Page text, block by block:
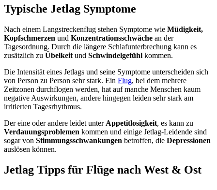
Typische Jetlag Symptome
Nach einem Langstreckenflug stehen Symptome wie Müdigkeit,
Kopfschmerzen und Konzentrationsschwäche an der
Tagesordnung. Durch die längere Schlafunterbrechung kann es
zusätzlich zu Übelkeit und Schwindelgefühl kommen.
Die Intensität eines Jetlags und seine Symptome unterscheiden sich
von Person zu Person sehr stark. Ein Flug, bei dem mehrere
Zeitzonen durchflogen werden, hat auf manche Menschen kaum
negative Auswirkungen, andere hingegen leiden sehr stark am
irritierten Tagesrhythmus.
Der eine oder andere leidet unter Appetitlosigkeit, es kann zu
Verdauungsproblemen kommen und einige Jetlag-Leidende sind
sogar von Stimmungsschwankungen betroffen, die Depressionen
auslösen können.
Jetlag Tipps für Flüge nach West & Ost